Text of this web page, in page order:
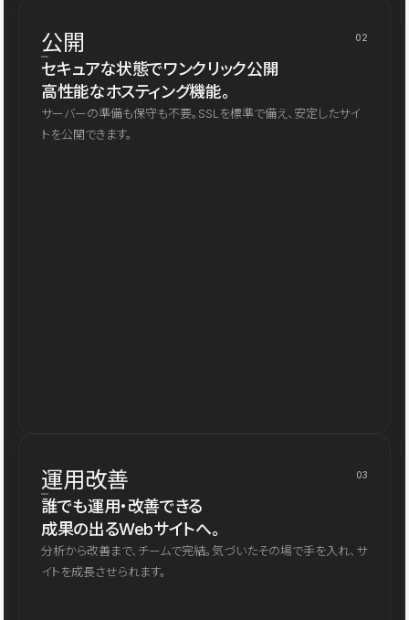
公開 02
セキュアな状態でワンクリック公開
高性能なホスティング機能。
サーバーの準備も保守も不要。SSLを標準で備え、安定したサイ
トを公開できます。
運用改善 03
誰でも運用・改善できる
成果の出るWebサイトへ。
分析から改善まで、チームで完結。気づいたその場で手を入れ、サ
イトを成長させられます。